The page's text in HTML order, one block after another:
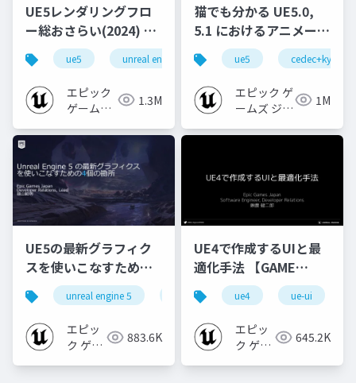
UE5レンダリングフロ
ー総おさらい(2024) 基
礎編！
[CEDEC+KYUSHU
2024]
ue5 unreal engine ue-rendering
エピック
ゲームズ
1.3M
猫でも分かる UE5.0,
5.1 におけるアニメーシ
ョンの新機能について
【CEDEC+KYUSHU
2022】
ue5 cedec+kyushu
エピック ゲ
ームズ ジャ
1M
UE5の最新グラフィク
スを使いこなすための4
個の勘所
[CEDEC+KYUSHU
2023]
unreal engine 5 cedec cedec+kyushu
エピッ
ク ゲー
883.6K
UE4で作成するUIと最
適化手法 【GAME
CREATORS
CONFERENCE '20】
ue4 ue-ui
エピッ
ク ゲー
645.2K